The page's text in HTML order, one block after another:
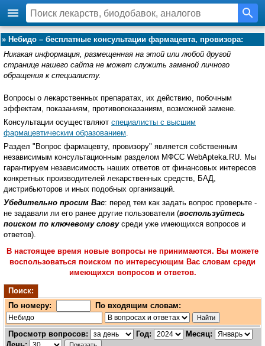
» Небидо – бесплатные консультации фармацевта, провизора:
Никакая информация, размещенная на этой или любой другой
странице нашего сайта не может служить заменой личного
обращения к специалисту.
Вопросы о лекарственных препаратах, их действию, побочным
эффектам, показаниям, противопоказаниям, возможной замене.
Консультации осуществляют специалисты с высшим
фармацевтическим образованием.
Раздел "Вопрос фармацевту, провизору" является собственным
независимым консультационным разделом МФСС WebApteka.RU. Мы
гарантируем независимость наших ответов от финансовых интересов
конкретных производителей лекарственных средств, БАД,
дистрибьюторов и иных подобных организаций.
Убедительно просим Вас: перед тем как задать вопрос проверьте -
не задавали ли его ранее другие пользователи (воспользуйтесь
поиском по ключевому словусреди уже имеющихся вопросов и
ответов).
В настоящее время новые вопросы не принимаются. Вы можете
воспользоваться поиском по интересующим Вас словам среди
имеющихся вопросов и ответов.
Поиск:
По номеру:
По входящим словам:
Просмотр вопросов: Год:
Месяц: